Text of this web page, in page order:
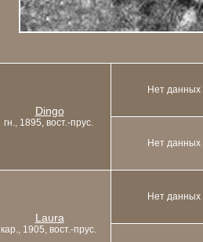
Dingo
гн., 1895, вост.-прус.
Нет данных
Нет данных
Laura
кар., 1905, вост.-прус.
Нет данных